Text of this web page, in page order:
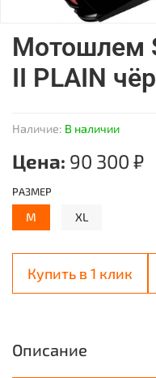
Наличие: В наличии
Мотошлем
II PLAIN
Цена: 90 300 ₽
Купить в 1 клик
РАЗМЕР
M XL
Описание